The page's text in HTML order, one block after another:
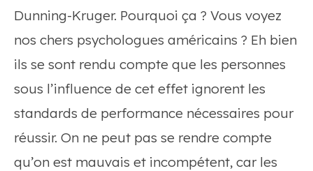
Dunning-Kruger. Pourquoi ça ? Vous voyez
nos chers psychologues américains ? Eh bien
ils se sont rendu compte que les personnes
sous l’influence de cet effet ignorent les
standards de performance nécessaires pour
réussir. On ne peut pas se rendre compte
qu’on est mauvais et incompétent, car les